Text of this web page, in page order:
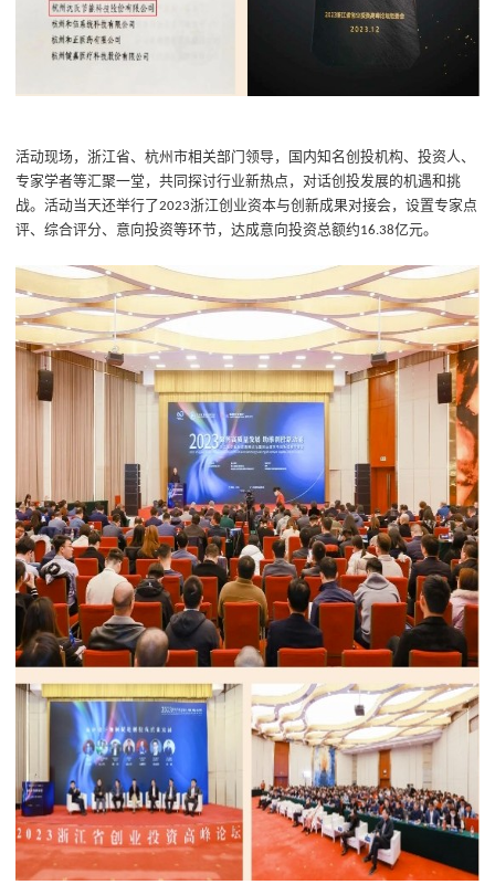
活动现场，浙江省、杭州市相关部门领导，国内知名创投机构、投资人、
专家学者等汇聚一堂，共同探讨行业新热点，对话创投发展的机遇和挑
战。活动当天还举行了2023浙江创业资本与创新成果对接会，设置专家点
评、综合评分、意向投资等环节，达成意向投资总额约16.38亿元。